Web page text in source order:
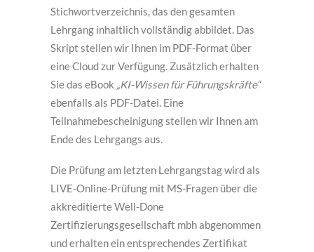
Stichwortverzeichnis, das den gesamten
Lehrgang inhaltlich vollständig abbildet. Das
Skript stellen wir Ihnen im PDF-Format über
eine Cloud zur Verfügung. Zusätzlich erhalten
Sie das eBook „KI-Wissen für Führungskräfte“
ebenfalls als PDF-Datei. Eine
Teilnahmebescheinigung stellen wir Ihnen am
Ende des Lehrgangs aus.
Die Prüfung am letzten Lehrgangstag wird als
LIVE-Online-Prüfung mit MS-Fragen über die
akkreditierte Well-Done
Zertifizierungsgesellschaft mbh abgenommen
und erhalten ein entsprechendes Zertifikat